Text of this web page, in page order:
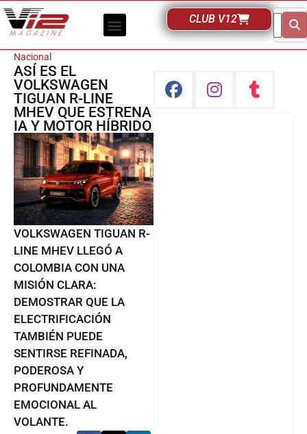
CLUB V12
Nacional
ASÍ ES EL
VOLKSWAGEN
TIGUAN R-LINE
MHEV QUE ESTRENA
IA Y MOTOR HÍBRIDO
VOLKSWAGEN TIGUAN R-
LINE MHEV LLEGÓ A
COLOMBIA CON UNA
MISIÓN CLARA:
DEMOSTRAR QUE LA
ELECTRIFICACIÓN
TAMBIÉN PUEDE
SENTIRSE REFINADA,
PODEROSA Y
PROFUNDAMENTE
EMOCIONAL AL
VOLANTE.